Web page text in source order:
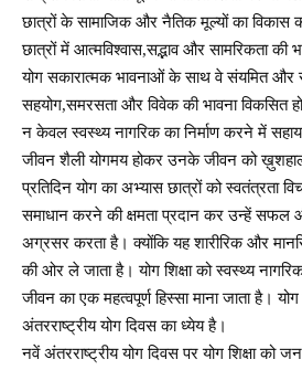
छात्रों के सामाजिक और नैतिक मूल्यों का विकास
छात्रों में आत्मविश्वास,सद्भाव और सामरिकता की
योग सकारात्मक भावनाओं के साथ वे संयमित
सहयोग,समरसता और विवेक की भावना विकसित
न केवल स्वस्थ्य नागरिक का निर्माण करने में
जीवन शैली योगमय होकर उनके जीवन को
प्रतिदिन योग का अभ्यास छात्रों को स्वतंत्रता
समाधान करने की क्षमता प्रदान कर उन्हें
अग्रसर करता है। क्योंकि यह शारीरिक और
की ओर ले जाता है। योग शिक्षा को स्वस्थ्य
जीवन का एक महत्वपूर्ण हिस्सा माना जाता है।
अंतरराष्ट्रीय योग दिवस का ध्येय है।
नवें अंतरराष्ट्रीय योग दिवस पर योग शिक्षा